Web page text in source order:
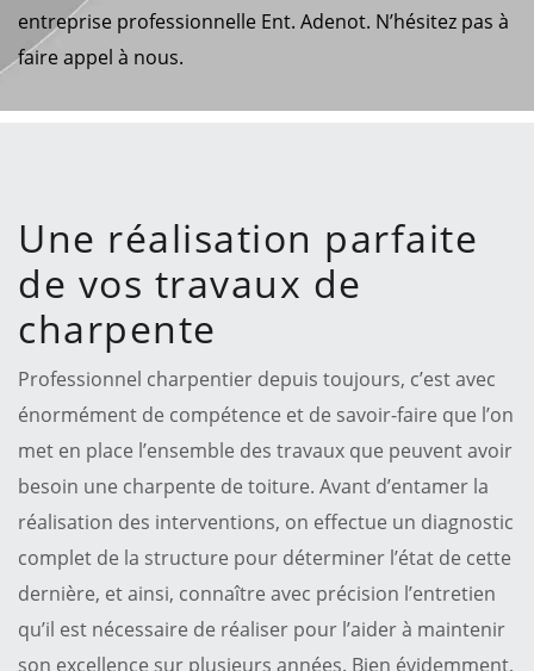
entreprise professionnelle Ent. Adenot. N’hésitez pas à
faire appel à nous.
Une réalisation parfaite
de vos travaux de
charpente
Professionnel charpentier depuis toujours, c’est avec
énormément de compétence et de savoir-faire que l’on
met en place l’ensemble des travaux que peuvent avoir
besoin une charpente de toiture. Avant d’entamer la
réalisation des interventions, on effectue un diagnostic
complet de la structure pour déterminer l’état de cette
dernière, et ainsi, connaître avec précision l’entretien
qu’il est nécessaire de réaliser pour l’aider à maintenir
son excellence sur plusieurs années. Bien évidemment,